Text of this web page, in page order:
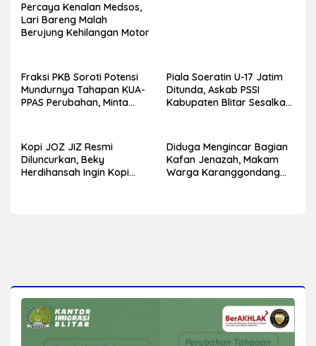
Percaya Kenalan Medsos,
Lari Bareng Malah
Berujung Kehilangan Motor
Fraksi PKB Soroti Potensi
Mundurnya Tahapan KUA-
PPAS Perubahan, Minta
Piala Soeratin U-17 Jatim
Ditunda, Askab PSSI
Kabupaten Blitar Sesalkan
Kopi JOZ JIZ Resmi
Diluncurkan, Beky
Herdihansah Ingin Kopi
Diduga Mengincar Bagian
Kafan Jenazah, Makam
Warga Karanggondang